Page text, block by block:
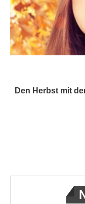
Den Herbst mit